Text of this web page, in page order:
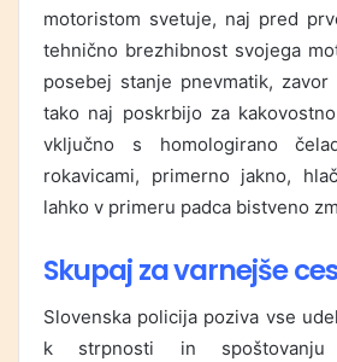
motoristom svetuje, naj pred
tehnično brezhibnost svojega
posebej stanje pnevmatik,
tako naj poskrbijo za
vključno s homologirano
rokavicami, primerno jakno,
lahko v primeru padca bistveno
Skupaj za varnejše
Slovenska policija poziva vse
k strpnosti in spoštovanju